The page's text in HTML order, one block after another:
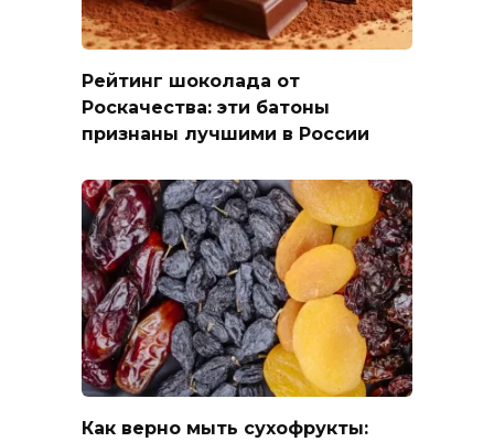
Рейтинг шоколада от
Роскачества: эти батоны
признаны лучшими в России
Как верно мыть сухофрукты: